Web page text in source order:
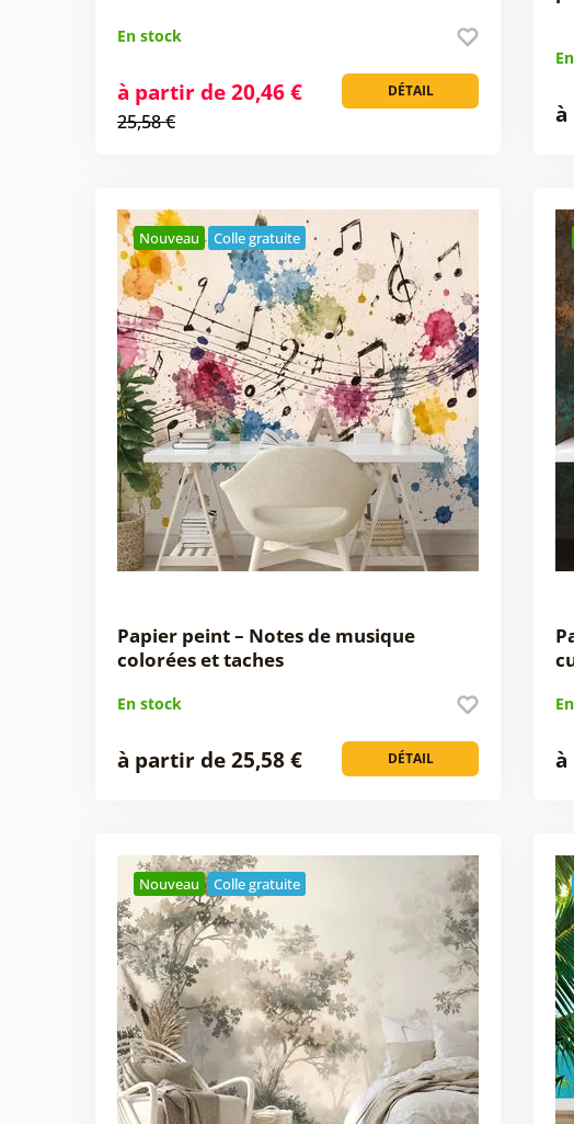
En stock
DÉTAIL
à partir de 20,46 €
25,58 € à
Nouveau Colle gratuite
Papier peint – Notes de musique
colorées et taches
En stock
DÉTAIL
à partir de 25,58 € à
Nouveau Colle gratuite